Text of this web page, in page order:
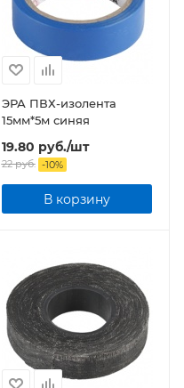
ЭРА ПВХ-изолента
15мм*5м синяя
19.80 руб./шт
22руб. -10%
В корзину